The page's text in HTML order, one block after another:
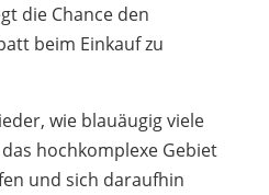
die Chance den
beim Einkauf zu
wie blauäugig viele
hochkomplexe Gebiet
und sich daraufhin